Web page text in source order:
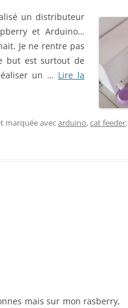
un distributeur
et Arduino…
Je ne rentre pas
but est surtout de
un … Lire la
marquée avecarduino,cat feeder,
mais sur mon rasberry,